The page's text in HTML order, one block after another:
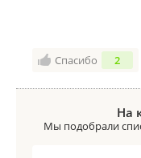
Спасибо 2
На
Мы подобрали